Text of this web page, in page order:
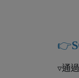
👉️
▿通